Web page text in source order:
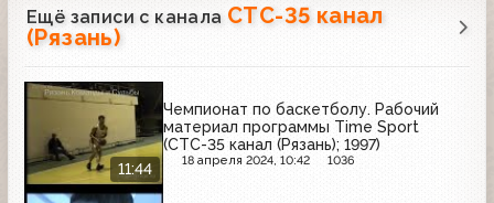
Ещё записи с канала СТС-35 канал
(Рязань)
11:44
Чемпионат по баскетболу. Рабочий
материал программы Time Sport
(СТС-35 канал (Рязань); 1997)
18 апреля 2024, 10:42 1036